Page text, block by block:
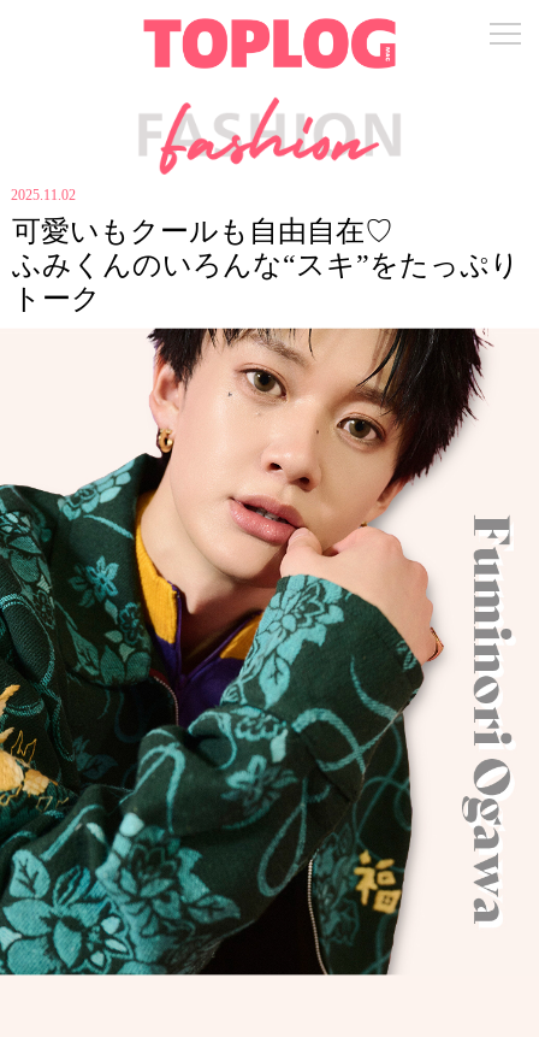
2025.11.02
可愛いもクールも自由自在♡
ふみくんのいろんな“スキ”をたっぷり
トーク